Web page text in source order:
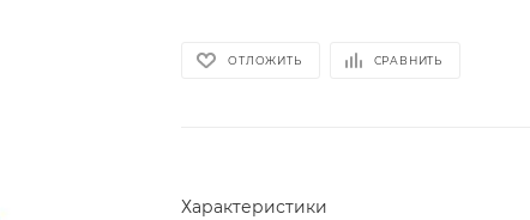
ОТЛОЖИТЬ СРАВНИТЬ
Характеристики